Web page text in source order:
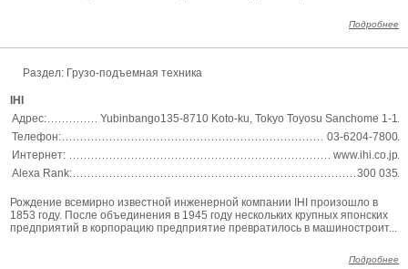
Подробнее
Раздел: Грузо-подъемная техника
IHI
Адрес:
Yubinbango135-8710 Koto-ku, Tokyo Toyosu Sanchome 1-1
Телефон:
03-6204-7800
Интернет:
www.ihi.co.jp
Alexa Rank:
300 035
Рождение всемирно известной инженерной компании IHI произошло в
1853 году. После объединения в 1945 году нескольких крупных японских
предприятий в корпорацию предприятие превратилось в машиностроит...
Подробнее